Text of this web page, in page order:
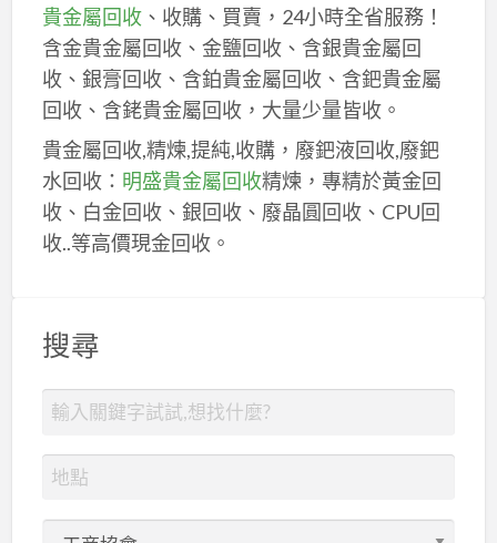
貴金屬回收、收購、買賣，24小時全省服務！
含金貴金屬回收、金鹽回收、含銀貴金屬回
收、銀膏回收、含鉑貴金屬回收、含鈀貴金屬
回收、含銠貴金屬回收，大量少量皆收。
貴金屬回收,精煉,提純,收購，廢鈀液回收,廢鈀
水回收： 明盛貴金屬回收精煉，專精於黃金回
收、白金回收、銀回收、廢晶圓回收、CPU回
收..等高價現金回收。
搜尋